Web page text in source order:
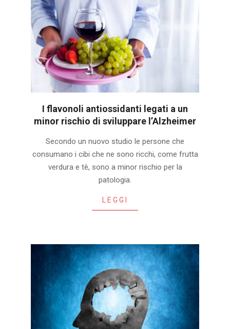
I flavonoli antiossidanti legati a un
minor rischio di sviluppare l’Alzheimer
29
Secondo un nuovo studio le persone che
consumano i cibi che ne sono ricchi, come frutta
verdura e tè, sono a minor rischio per la
patologia.
LEGGI